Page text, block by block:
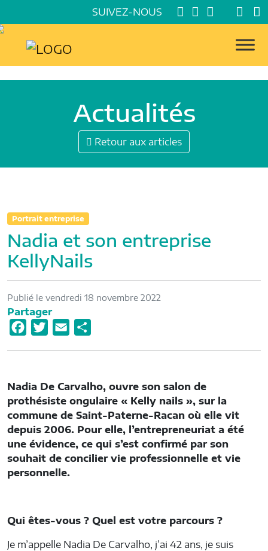
SUIVEZ-NOUS
Actualités
Retour aux articles
Portrait entreprise
Nadia et son entreprise
KellyNails
Publié le vendredi 18 novembre 2022
Partager
b
o
o
k
t
e
r
l
a
g
e
r
Nadia De Carvalho, ouvre son salon de
prothésiste ongulaire « Kelly nails », sur la
commune de Saint-Paterne-Racan où elle vit
depuis 2006. Pour elle, l’entrepreneuriat a été
une évidence, ce qui s’est confirmé par son
souhait de concilier vie professionnelle et vie
personnelle.
Qui êtes-vous ? Quel est votre parcours ?
Je m’appelle Nadia De Carvalho, j’ai 42 ans, je suis